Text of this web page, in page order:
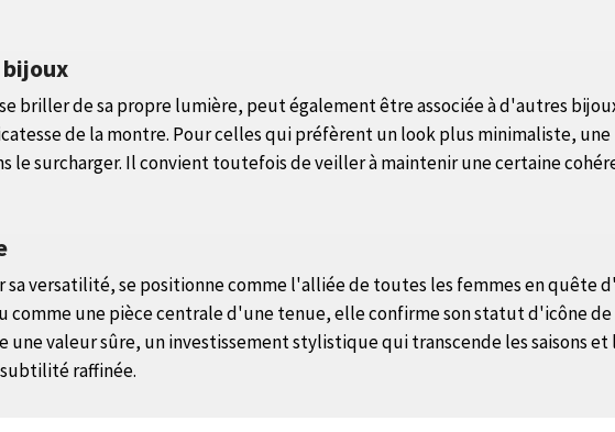
briller de sa propre lumière, peut également être associée à d'autres
de la montre. Pour celles qui préfèrent un look plus minimaliste,
le surcharger. Il convient toutefois de veiller à maintenir une certaine
sa versatilité, se positionne comme l'alliée de toutes les femmes en
comme une pièce centrale d'une tenue, elle confirme son statut d'icône de
valeur sûre, un investissement stylistique qui transcende les saisons
raffinée.